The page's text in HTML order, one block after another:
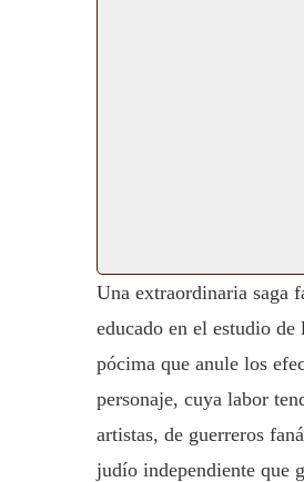
Una extraordinaria saga
educado en el estudio
pócima que anule los
personaje, cuya labor
artistas, de guerreros
judío independiente que